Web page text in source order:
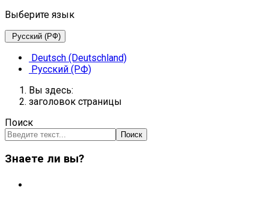
Выберите язык
Русский (РФ)
Deutsch (Deutschland)
Русский (РФ)
Вы здесь:
заголовок страницы
Поиск
Поиск
Знаете ли вы?